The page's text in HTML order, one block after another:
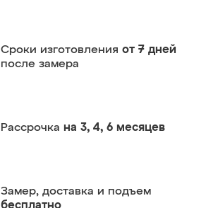
Сроки изготовления от 7 дней
после замера
Рассрочка на 3, 4, 6 месяцев
Замер, доставка и подъем
бесплатно